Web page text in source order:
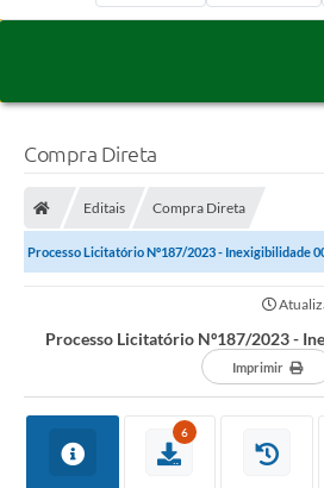
Compra Direta
Editais Compra Direta
Processo Licitatório Nº187/2023 - Inexigibilidade
Processo Licitatório Nº187/2023 -
Imprimir
6